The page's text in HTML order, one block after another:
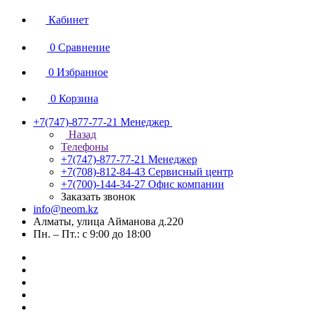
Кабинет
0 Сравнение
0 Избранное
0 Корзина
+7(747)-877-77-21 Менеджер
Назад
Телефоны
+7(747)-877-77-21 Менеджер
+7(708)-812-84-43 Сервисный центр
+7(700)-144-34-27 Офис компании
Заказать звонок
info@neom.kz
Алматы, улица Айманова д.220
Пн. – Пт.: с 9:00 до 18:00